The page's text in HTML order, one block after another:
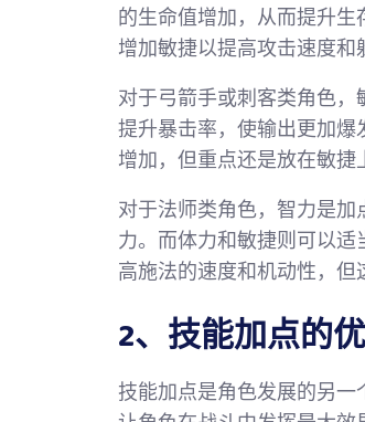
的生命值增加，从而提升
增加敏捷以提高攻击速度和
对于弓箭手或刺客类角色
提升暴击率，使输出更加
增加，但重点还是放在敏捷
对于法师类角色，智力是
力。而体力和敏捷则可以
高施法的速度和机动性，但
2、技能加点的
技能加点是角色发展的另